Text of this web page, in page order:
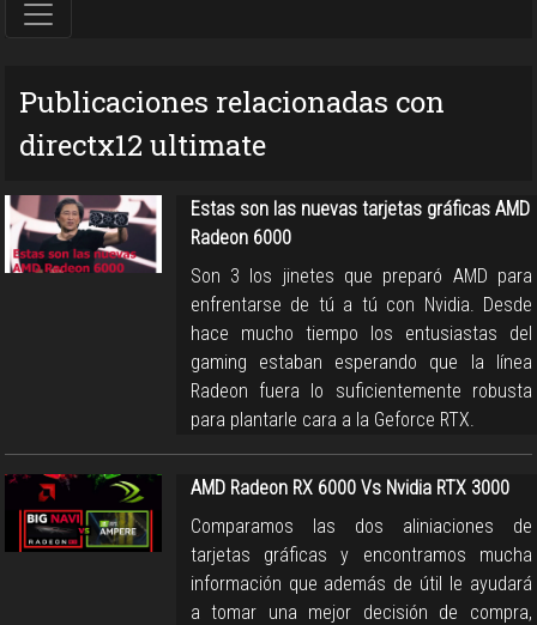
Publicaciones relacionadas con
directx12 ultimate
Estas son las nuevas tarjetas gráficas AMD
Radeon 6000
Son 3 los jinetes que preparó AMD para
enfrentarse de tú a tú con Nvidia. Desde
hace mucho tiempo los entusiastas del
gaming estaban esperando que la línea
Radeon fuera lo suficientemente robusta
para plantarle cara a la Geforce RTX.
AMD Radeon RX 6000 Vs Nvidia RTX 3000
Comparamos las dos aliniaciones de
tarjetas gráficas y encontramos mucha
información que además de útil le ayudará
a tomar una mejor decisión de compra,